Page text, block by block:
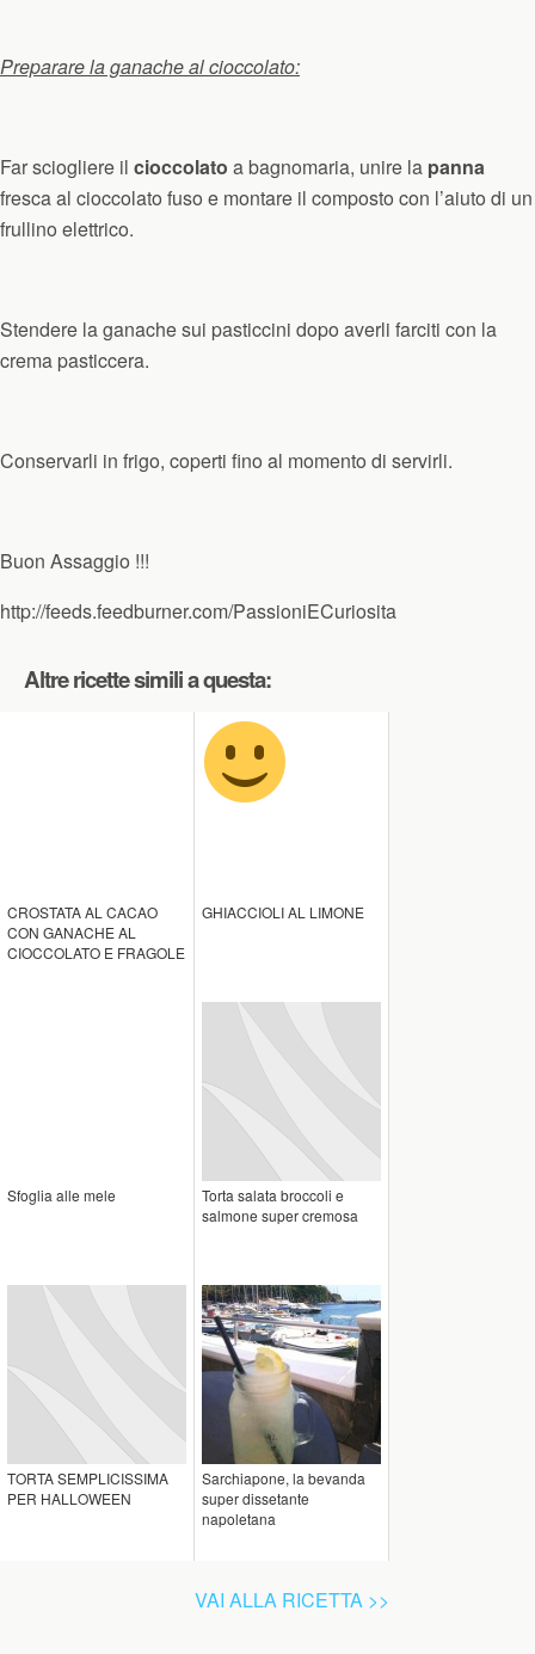
Preparare la ganache al cioccolato:
Far sciogliere il cioccolato a bagnomaria, unire la panna
fresca al cioccolato fuso e montare il composto con l’aiuto di un
frullino elettrico.
Stendere la ganache sui pasticcini dopo averli farciti con la
crema pasticcera.
Conservarli in frigo, coperti fino al momento di servirli.
Buon Assaggio !!!
http://feeds.feedburner.com/PassioniECuriosita
Altre ricette simili a questa:
CROSTATA AL CACAO
CON GANACHE AL
CIOCCOLATO E FRAGOLE
GHIACCIOLI AL LIMONE
Sfoglia alle mele
Torta salata broccoli e
salmone super cremosa
TORTA SEMPLICISSIMA
PER HALLOWEEN
Sarchiapone, la bevanda
super dissetante
napoletana
VAI ALLA RICETTA >>